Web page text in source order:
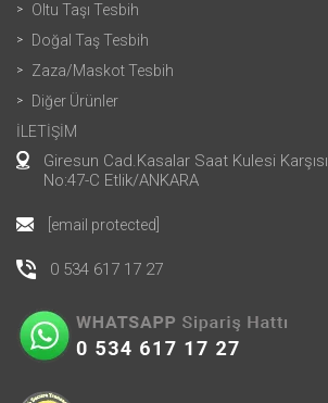
Oltu Taşı Tesbih
Doğal Taş Tesbih
Zaza/Maskot Tesbih
Diğer Ürünler
İLETİŞİM
Giresun Cad.Kasalar Saat Kulesi Karşısı
No:47-C Etlik/ANKARA
[email protected]
0 534 617 17 27